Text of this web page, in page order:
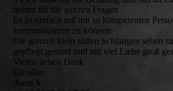
nehmt für die ganzen Fragen
Es ist einfach toll mit so kompetenten
kommunizieren zu können
Die ganzen klein süßen Schlangen sehen
gepflegt,gesund und mit viel Liebe groß
Vielen lieben Dank
Für alles
Anne S.